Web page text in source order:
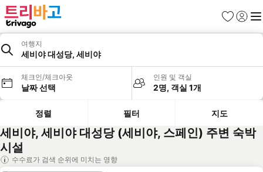
즐겨찾기
로그인
메
여행지
세비야 대성당, 세비야
체크인/체크아웃
날짜 선택
인원 및 객실
2명, 객실 1개
정렬 필터 지도
세비야, 세비야 대성당 (세비야, 스페인) 주변 숙박
시설
수수료가 검색 순위에 미치는 영향